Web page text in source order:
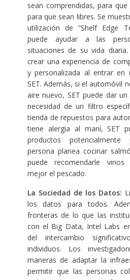
sean comprendidas, para
para que sean libres. Se
utilización de “Shelf Edge
puede ayudar a las
situaciones de su vida
crear una experiencia de
y personalizada al entrar en
SET. Además, si el automóvil
aire nuevo, SET puede dar
necesidad de un filtro
tienda de repuestos para
tiene alergia al maní, SET
productos
persona planea cocinar
puede recomendarle vinos
mejor el pescado.
La Sociedad de los Datos:
los datos para todos.
fronteras de lo que las
con el Big Data, Intel Labs
del intercambio
individuos. Los
maneras de adaptar la
permitir que las personas